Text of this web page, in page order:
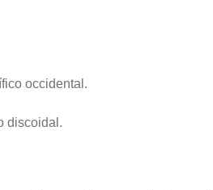
occidental.
discoidal.